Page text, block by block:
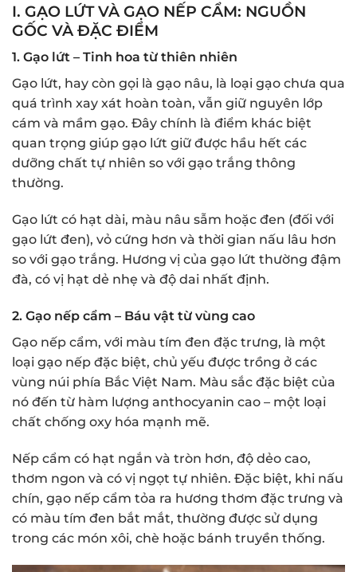
I. GẠO LỨT VÀ GẠO NẾP CẨM: NGUỒN
GỐC VÀ ĐẶC ĐIỂM
1. Gạo lứt – Tinh hoa từ thiên nhiên
Gạo lứt, hay còn gọi là gạo nâu, là loại gạo chưa qua
quá trình xay xát hoàn toàn, vẫn giữ nguyên lớp
cám và mầm gạo. Đây chính là điểm khác biệt
quan trọng giúp gạo lứt giữ được hầu hết các
dưỡng chất tự nhiên so với gạo trắng thông
thường.
Gạo lứt có hạt dài, màu nâu sẫm hoặc đen (đối với
gạo lứt đen), vỏ cứng hơn và thời gian nấu lâu hơn
so với gạo trắng. Hương vị của gạo lứt thường đậm
đà, có vị hạt dẻ nhẹ và độ dai nhất định.
2. Gạo nếp cẩm – Báu vật từ vùng cao
Gạo nếp cẩm, với màu tím đen đặc trưng, là một
loại gạo nếp đặc biệt, chủ yếu được trồng ở các
vùng núi phía Bắc Việt Nam. Màu sắc đặc biệt của
nó đến từ hàm lượng anthocyanin cao – một loại
chất chống oxy hóa mạnh mẽ.
Nếp cẩm có hạt ngắn và tròn hơn, độ dẻo cao,
thơm ngon và có vị ngọt tự nhiên. Đặc biệt, khi nấu
chín, gạo nếp cẩm tỏa ra hương thơm đặc trưng và
có màu tím đen bắt mắt, thường được sử dụng
trong các món xôi, chè hoặc bánh truyền thống.